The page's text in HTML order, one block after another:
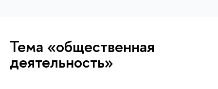
Тема «общественная
деятельность»